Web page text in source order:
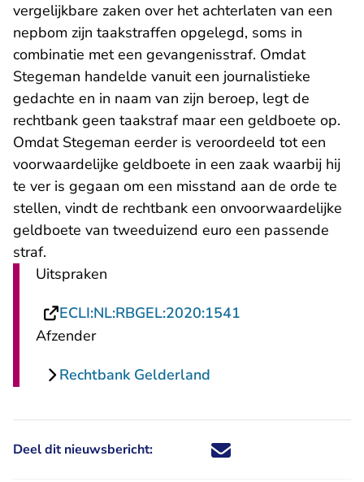
vergelijkbare zaken over het achterlaten van een
nepbom zijn taakstraffen opgelegd, soms in
combinatie met een gevangenisstraf. Omdat
Stegeman handelde vanuit een journalistieke
gedachte en in naam van zijn beroep, legt de
rechtbank geen taakstraf maar een geldboete op.
Omdat Stegeman eerder is veroordeeld tot een
voorwaardelijke geldboete in een zaak waarbij hij
te ver is gegaan om een misstand aan de orde te
stellen, vindt de rechtbank een onvoorwaardelijke
geldboete van tweeduizend euro een passende
straf.
Uitspraken
ECLI:NL:RBGEL:2020:1541
Afzender
Rechtbank Gelderland
Deel dit nieuwsbericht: Deel dit nieuwsbericht via X -
Deel dit nieuwsbericht via
Deel dit nieuwsbericht
Deel dit